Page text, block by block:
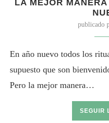
LA MEJOR
publicado
En año nuevo todos los
supuesto que son
Pero la mejor manera…
SEGUIR